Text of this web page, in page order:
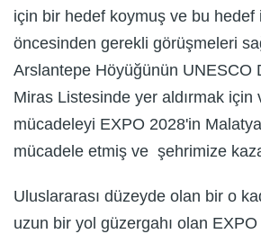
için bir hedef koymuş ve bu hedef
öncesinden gerekli görüşmeleri
Arslantepe Höyüğünün UNESCO
Miras Listesinde yer aldırmak için
mücadeleyi EXPO 2028'in
mücadele etmiş ve şehrimize
Uluslararası düzeyde olan bir o
uzun bir yol güzergahı olan